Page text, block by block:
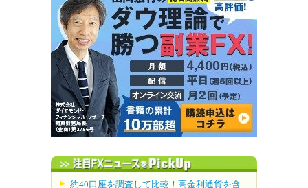
約40口座を調査して比較！高金利通貨を含